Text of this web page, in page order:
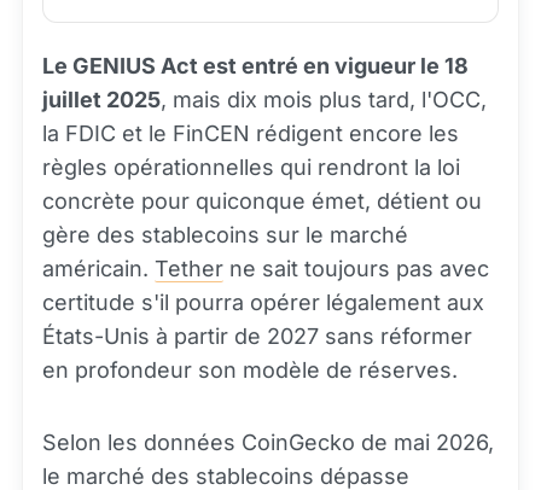
Le GENIUS Act est entré en vigueur le 18
juillet 2025, mais dix mois plus tard, l'OCC,
la FDIC et le FinCEN rédigent encore les
règles opérationnelles qui rendront la loi
concrète pour quiconque émet, détient ou
gère des stablecoins sur le marché
américain. Tether ne sait toujours pas avec
certitude s'il pourra opérer légalement aux
États-Unis à partir de 2027 sans réformer
en profondeur son modèle de réserves.
Selon les données CoinGecko de mai 2026,
le marché des stablecoins dépasse